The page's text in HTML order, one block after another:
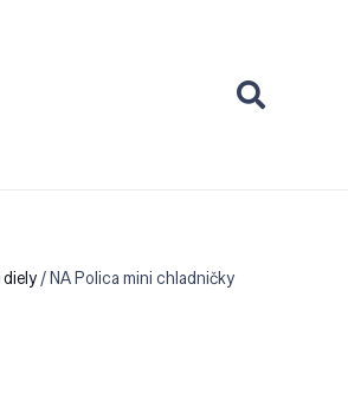
/ NA Polica mini chladničky